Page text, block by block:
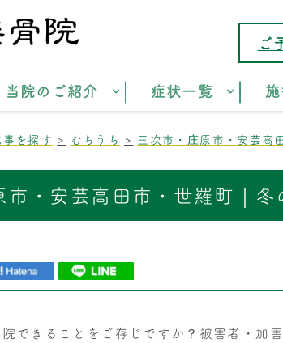
ご
当院のご紹介 症状一覧
を探す むちうち 三次市・庄原市・安芸高
市・安芸高田市・世羅町｜
できることをご存じですか？被害者・加